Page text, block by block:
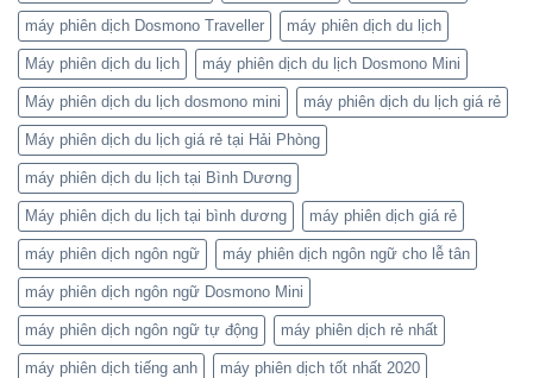
máy phiên dịch Dosmono Traveller máy phiên dịch du lịch
Máy phiên dịch du lịch máy phiên dịch du lịch Dosmono Mini
Máy phiên dịch du lịch dosmono mini máy phiên dịch du lịch giá rẻ
Máy phiên dịch du lịch giá rẻ tại Hải Phòng
máy phiên dịch du lịch tại Bình Dương
Máy phiên dịch du lịch tại bình dương máy phiên dịch giá rẻ
máy phiên dịch ngôn ngữ máy phiên dịch ngôn ngữ cho lễ tân
máy phiên dịch ngôn ngữ Dosmono Mini
máy phiên dịch ngôn ngữ tự động máy phiên dịch rẻ nhất
máy phiên dịch tiếng anh máy phiên dịch tốt nhất 2020